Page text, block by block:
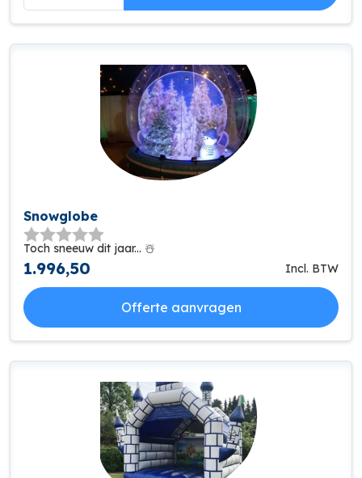
Snowglobe
1.996,50 Incl. BTW
Toch sneeuw dit jaar... ☃️
Offerte aanvragen